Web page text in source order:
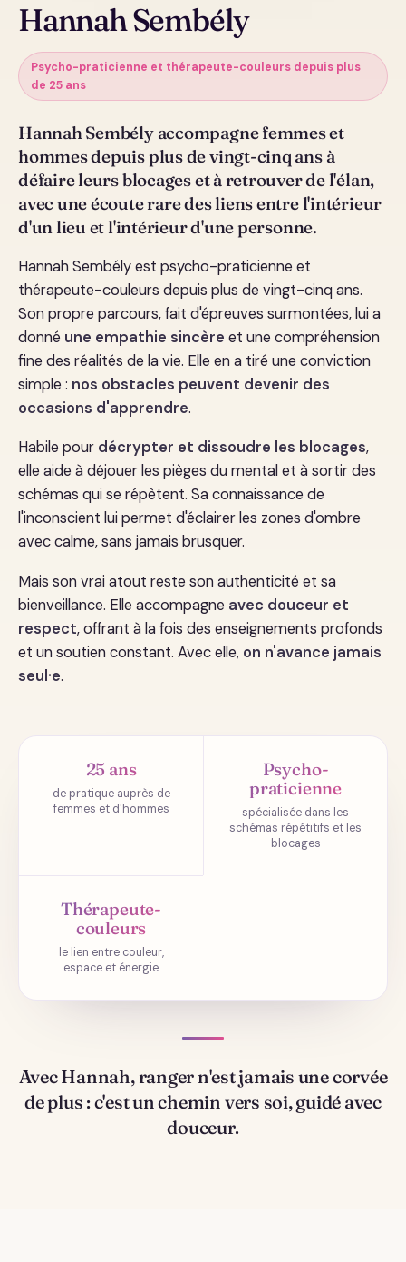
Hannah Sembély
Psycho-praticienne et thérapeute-couleurs depuis plus
de 25 ans
Hannah Sembély accompagne femmes et
hommes depuis plus de vingt-cinq ans à
défaire leurs blocages et à retrouver de l'élan,
avec une écoute rare des liens entre l'intérieur
d'un lieu et l'intérieur d'une personne.
Hannah Sembély est psycho-praticienne et
thérapeute-couleurs depuis plus de vingt-cinq ans.
Son propre parcours, fait d'épreuves surmontées, lui a
donné une empathie sincère et une compréhension
fine des réalités de la vie. Elle en a tiré une conviction
simple : nos obstacles peuvent devenir des
occasions d'apprendre.
Habile pour décrypter et dissoudre les blocages,
elle aide à déjouer les pièges du mental et à sortir des
schémas qui se répètent. Sa connaissance de
l'inconscient lui permet d'éclairer les zones d'ombre
avec calme, sans jamais brusquer.
Mais son vrai atout reste son authenticité et sa
bienveillance. Elle accompagne avec douceur et
respect, offrant à la fois des enseignements profonds
et un soutien constant. Avec elle, on n'avance jamais
seul·e.
25 ans
de pratique auprès de
femmes et d'hommes
Psycho-
praticienne
spécialisée dans les
schémas répétitifs et les
blocages
Thérapeute-
couleurs
le lien entre couleur,
espace et énergie
Avec Hannah, ranger n'est jamais une corvée
de plus : c'est un chemin vers soi, guidé avec
douceur.